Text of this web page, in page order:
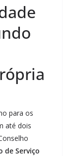
para os
até dois
de Serviço